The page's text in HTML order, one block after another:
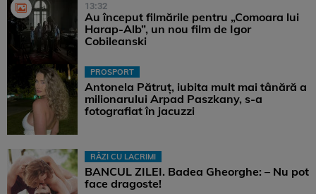
13:32
Au început filmările pentru „Comoara lui
Harap-Alb”, un nou film de Igor
Cobileanski
PROSPORT
Antonela Pătruț, iubita mult mai tânără a
milionarului Arpad Paszkany, s-a
fotografiat în jacuzzi
RÂZI CU LACRIMI
BANCUL ZILEI. Badea Gheorghe: – Nu pot
face dragoste!